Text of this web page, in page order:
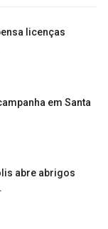
licenças
em Santa
abre abrigos